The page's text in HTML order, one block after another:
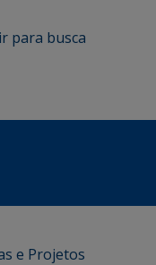
ir para busca
e Projetos